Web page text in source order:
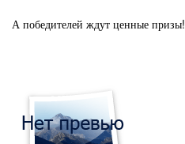
А победителей ждут ценные призы!